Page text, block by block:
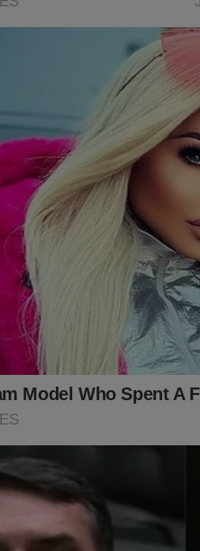
a possibilidade de
perseguição contra o ex-
quer esconder o que
foi documentado no livro
best sellerno Brasil. Não perca
essa obra:
já conhece o livro: